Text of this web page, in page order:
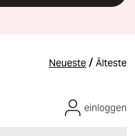
Neueste / Älteste
einloggen